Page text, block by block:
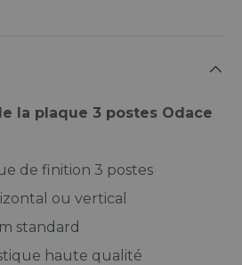
la plaque 3 postes Odace
de finition 3 postes
ou vertical
standard
haute qualité